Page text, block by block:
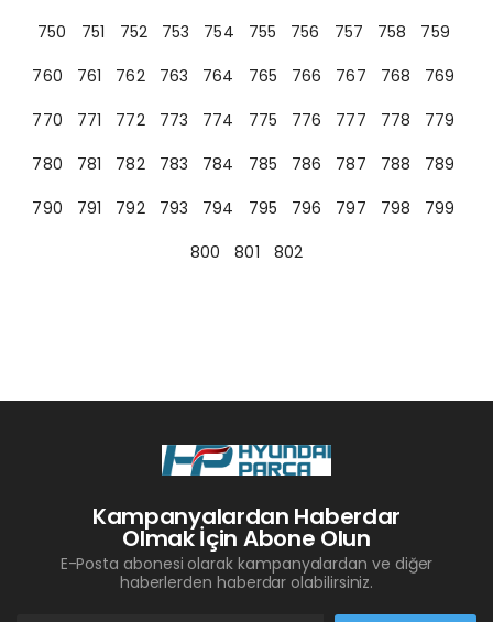
750
751 752 753 754 755 756 757 758
759
760
761 762 763 764 765 766 767 768
769
770
771 772 773 774 775 776 777 778
779
780
781 782 783 784 785 786 787 788
789
790
791 792 793 794 795 796 797 798
799
800
801 802
Kampanyalardan Haberdar
Olmak İçin Abone Olun
E-Posta abonesi olarak kampanyalardan ve diğer
haberlerden haberdar olabilirsiniz.